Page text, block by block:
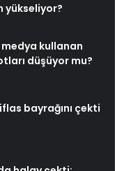
yükseliyor?
kullanan
düşüyor mu?
bayrağını çekti